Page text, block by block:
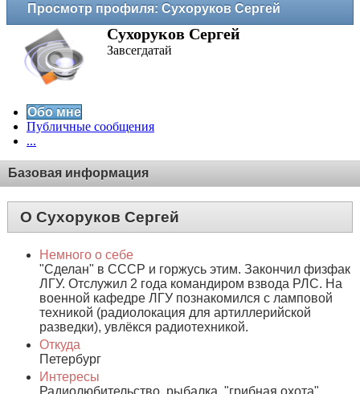
Просмотр профиля: Сухоруков Сергей
Сухоруков Сергей
Завсегдатай
Обо мне
Публичные сообщения
...
Базовая информация
О Сухоруков Сергей
Немного о себе
"Сделан" в СССР и горжусь этим. Закончил физфак
ЛГУ. Отслужил 2 года командиром взвода РЛС. На
военной кафедре ЛГУ познакомился с ламповой
техникой (радиолокация для артиллерийской
разведки), увлёкся радиотехникой.
Откуда
Петербург
Интересы
Радиолюбительство, рыбалка, "грибная охота",